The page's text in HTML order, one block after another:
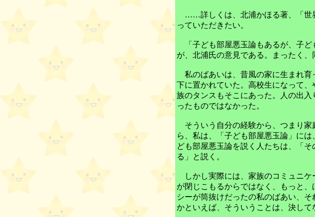
……詳しくは、北浦かほる著、「世
っていただきたい。
「子ども部屋悪玉論もあるが、子ど
が、北浦氏の意見である。まったく、
私のばあいは、昔風の家に生まれ育
下に置かれていた。高校生になって
族のタンスもそこにあった。人の出
ったものではなかった。
そういう自分の経験から、つまり家
ら、私は、「子ども部屋悪玉論」に
ども部屋悪玉論を説く人たちは、「
る」と説く。
しかし実際には、家族のコミュニケ
が閉じこもるからではなく、もっと
シーが筒抜けだったの私のばあい、
かといえば、そういうことは、決して